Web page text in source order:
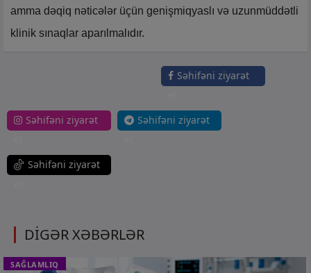
amma dəqiq nəticələr üçün genişmiqyaslı və uzunmüddətli
klinik sınaqlar aparılmalıdır.
Səhifəni ziyarət
Səhifəni ziyarət
Səhifəni ziyarət
Səhifəni ziyarət
DİGƏR XƏBƏRLƏR
SAĞLAMLIQ